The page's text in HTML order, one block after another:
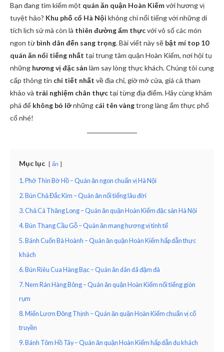
Bạn đang tìm kiếm một quán ăn quận Hoàn Kiếmvới hương vị
tuyệt hảo? Khu phố cổ Hà Nội không chỉ nổi tiếng với những di
tích lịch sử mà còn là thiên đường ẩm thựcvới vô số các món
ngon từ bình dân đến sang trọng. Bài viết này sẽ bật mí top 10
quán ăn nổi tiếng nhất tại trung tâm quận Hoàn Kiếm, nơi hội tụ
những hương vị đặc sản làm say lòng thực khách. Chúng tôi cung
cấp thông tin chi tiết nhất về địa chỉ, giờ mở cửa, giá cả tham
khảo và trải nghiệm chân thựctại từng địa điểm. Hãy cùng khám
phá để không bỏ lỡnhững cái tên vàngtrong làng ẩm thực phố
cổ nhé!
Mục lục ẩn
1. Phở Thìn Bờ Hồ – Quán ăn ngon chuẩn vị Hà Nội
2. Bún Chả Đắc Kim – Quán ăn nổi tiếng lâu đời
3. Chả Cá Thăng Long – Quán ăn quận Hoàn Kiếm đặc sản Hà Nội
4. Bún Thang Cầu Gỗ – Quán ăn mang hương vị tinh tế
5. Bánh Cuốn Bà Hoành – Quán ăn quận Hoàn Kiếm hấp dẫn thực
khách
6. Bún Riêu Cua Hàng Bạc – Quán ăn dân dã đậm đà
7. Nem Rán Hàng Bông – Quán ăn quận Hoàn Kiếm nổi tiếng giòn
rụm
8. Miến Lươn Đông Thịnh – Quán ăn quận Hoàn Kiếm chuẩn vị cổ
truyền
9. Bánh Tôm Hồ Tây – Quán ăn quận Hoàn Kiếm hấp dẫn du khách